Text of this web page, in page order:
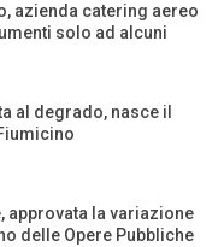
azienda catering aereo
solo ad alcuni
al degrado, nasce il
approvata la variazione
delle Opere Pubbliche